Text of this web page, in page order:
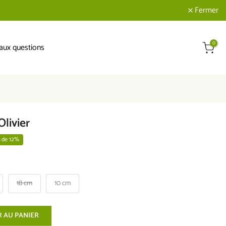
Fermer
questions 0
12%
18 cm 10 cm
AU PANIER